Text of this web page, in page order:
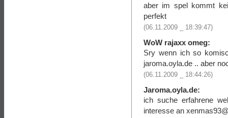
aber im spel kommt
perfekt
(06.11.2009 _ 18:39:47)
WoW rajaxx omeg:
Sry wenn ich so
jaroma.oyla.de .. aber
(06.11.2009 _ 18:44:26)
Jaroma.oyla.de:
ich suche erfahrene
interesse an